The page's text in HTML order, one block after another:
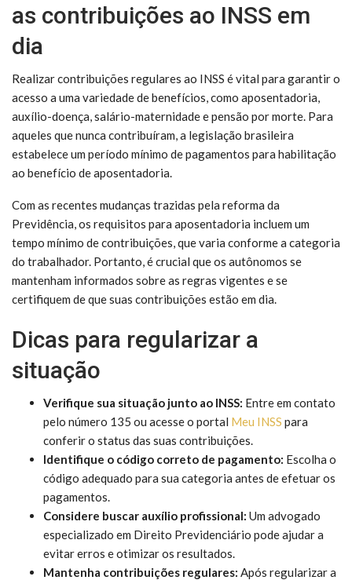
as contribuições ao INSS em
dia
Realizar contribuições regulares ao INSS é vital para garantir o
acesso a uma variedade de benefícios, como aposentadoria,
auxílio-doença, salário-maternidade e pensão por morte. Para
aqueles que nunca contribuíram, a legislação brasileira
estabelece um período mínimo de pagamentos para habilitação
ao benefício de aposentadoria.
Com as recentes mudanças trazidas pela reforma da
Previdência, os requisitos para aposentadoria incluem um
tempo mínimo de contribuições, que varia conforme a categoria
do trabalhador. Portanto, é crucial que os autônomos se
mantenham informados sobre as regras vigentes e se
certifiquem de que suas contribuições estão em dia.
Dicas para regularizar a
situação
Verifique sua situação junto ao INSS: Entre em contato
pelo número 135 ou acesse o portal Meu INSS para
conferir o status das suas contribuições.
Identifique o código correto de pagamento: Escolha o
código adequado para sua categoria antes de efetuar os
pagamentos.
Considere buscar auxílio profissional: Um advogado
especializado em Direito Previdenciário pode ajudar a
evitar erros e otimizar os resultados.
Mantenha contribuições regulares: Após regularizar a